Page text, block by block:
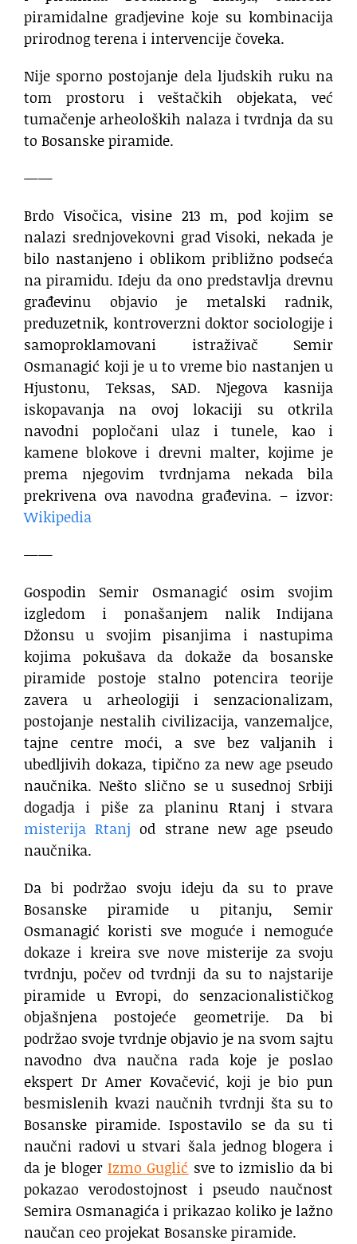
piramidalne gradjevine koje su kombinacija
prirodnog terena i intervencije čoveka.
Nije sporno postojanje dela ljudskih ruku na
tom prostoru i veštačkih objekata, već
tumačenje arheoloških nalaza i tvrdnja da su
to Bosanske piramide.
——
Brdo Visočica, visine 213 m, pod kojim se
nalazi srednjovekovni grad Visoki, nekada je
bilo nastanjeno i oblikom približno podseća
na piramidu. Ideju da ono predstavlja drevnu
građevinu objavio je metalski radnik,
preduzetnik, kontroverzni doktor sociologije i
samoproklamovani istraživač Semir
Osmanagić koji je u to vreme bio nastanjen u
Hjustonu, Teksas, SAD. Njegova kasnija
iskopavanja na ovoj lokaciji su otkrila
navodni popločani ulaz i tunele, kao i
kamene blokove i drevni malter, kojime je
prema njegovim tvrdnjama nekada bila
prekrivena ova navodna građevina. – izvor:
Wikipedia
——
Gospodin Semir Osmanagić osim svojim
izgledom i ponašanjem nalik Indijana
Džonsu u svojim pisanjima i nastupima
kojima pokušava da dokaže da bosanske
piramide postoje stalno potencira teorije
zavera u arheologiji i senzacionalizam,
postojanje nestalih civilizacija, vanzemaljce,
tajne centre moći, a sve bez valjanih i
ubedljivih dokaza, tipično za new age pseudo
naučnika. Nešto slično se u susednoj Srbiji
dogadja i piše za planinu Rtanj i stvara
misterija Rtanj od strane new age pseudo
naučnika.
Da bi podržao svoju ideju da su to prave
Bosanske piramide u pitanju, Semir
Osmanagić koristi sve moguće i nemoguće
dokaze i kreira sve nove misterije za svoju
tvrdnju, počev od tvrdnji da su to najstarije
piramide u Evropi, do senzacionalističkog
objašnjena postojeće geometrije. Da bi
podržao svoje tvrdnje objavio je na svom sajtu
navodno dva naučna rada koje je poslao
ekspert Dr Amer Kovačević, koji je bio pun
besmislenih kvazi naučnih tvrdnji šta su to
Bosanske piramide. Ispostavilo se da su ti
naučni radovi u stvari šala jednog blogera i
da je bloger Izmo Guglić sve to izmislio da bi
pokazao verodostojnost i pseudo naučnost
Semira Osmanagića i prikazao koliko je lažno
naučan ceo projekat Bosanske piramide.